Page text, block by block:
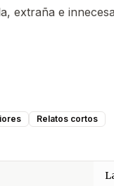
extraña e
Relatos cortos